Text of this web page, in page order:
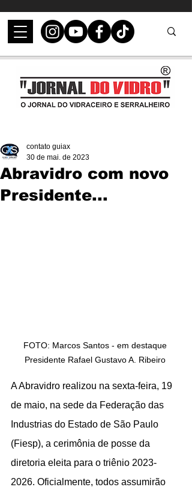
Abravidro com novo
Presidente...
contato guiax
30 de mai. de 2023
FOTO: Marcos Santos - em destaque
Presidente Rafael Gustavo A. Ribeiro
A Abravidro realizou na sexta-feira, 19
de maio, na sede da Federação das
Industrias do Estado de São Paulo
(Fiesp), a cerimônia de posse da
diretoria eleita para o triênio 2023-
2026. Oficialmente, todos assumirão